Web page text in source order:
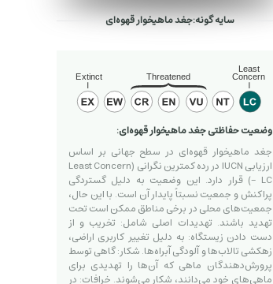
سایه گونه:جغد ماهیخوار قهوه‌ای
وضعیت حفاظتی جغد ماهیخوار قهوه‌ای:
جغد ماهیخوار قهوه‌ای در سطح جهانی بر اساس
ارزیابی IUCN در رده کمترین نگرانی (Least Concern
- LC) قرار دارد. این وضعیت به دلیل گستردگی
پراکنش و جمعیت نسبتاً پایدار آن است. با این حال،
جمعیت‌های محلی در برخی مناطق ممکن است تحت
تهدید باشند. تهدیدات اصلی شامل: تخریب و از
دست دادن زیستگاه: به دلیل تغییر کاربری اراضی،
زهکشی تالاب‌ها و آلودگی آبراه‌ها. شکار: گاهی توسط
پرورش‌دهندگان ماهی که آن‌ها را تهدیدی برای
ماهی‌های خود می‌دانند، شکار می‌شوند. خرافات: در